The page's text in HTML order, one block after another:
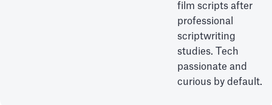
film scripts after
professional
scriptwriting
studies. Tech
passionate and
curious by default.